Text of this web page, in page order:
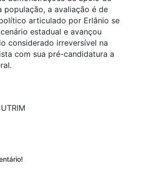
população, a avaliação é de
articulado por Erlânio se
estadual e avançou
considerado irreversível na
com sua pré-candidatura a